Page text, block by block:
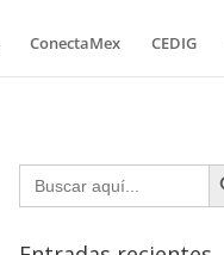
ConectaMex CEDIG
Buscar: